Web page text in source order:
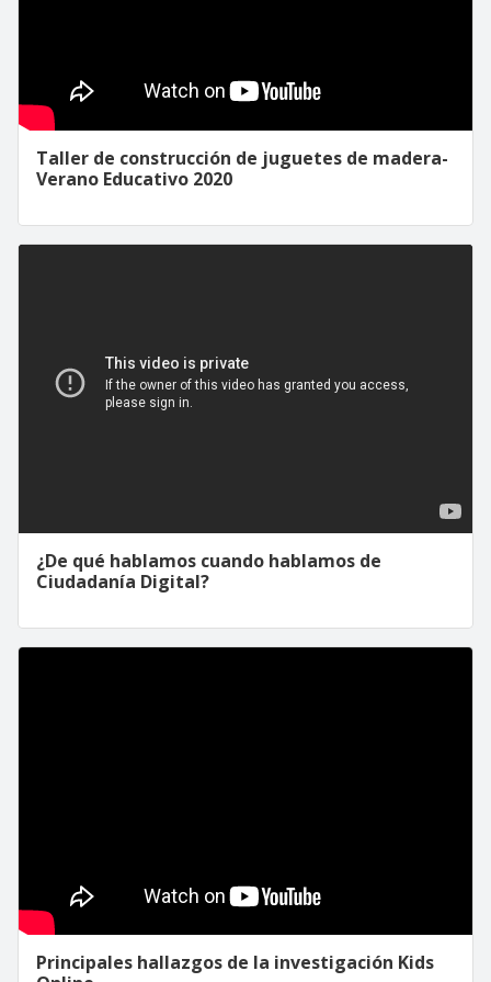
Taller de construcción de juguetes de madera-
Verano Educativo 2020
¿De qué hablamos cuando hablamos de
Ciudadanía Digital?
Principales hallazgos de la investigación Kids